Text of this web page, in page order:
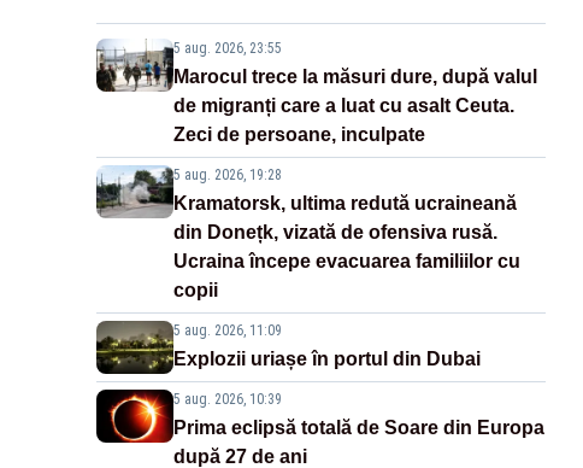
5 aug. 2026, 23:55
Marocul trece la măsuri dure, după valul
de migranți care a luat cu asalt Ceuta.
Zeci de persoane, inculpate
5 aug. 2026, 19:28
Kramatorsk, ultima redută ucraineană
din Donețk, vizată de ofensiva rusă.
Ucraina începe evacuarea familiilor cu
copii
5 aug. 2026, 11:09
Explozii uriașe în portul din Dubai
5 aug. 2026, 10:39
Prima eclipsă totală de Soare din Europa
după 27 de ani